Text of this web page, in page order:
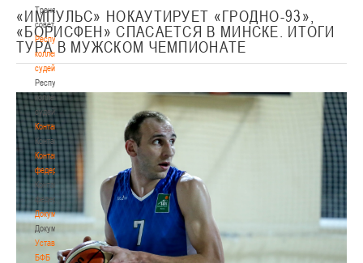
Тренерский
совет
Республиканская
коллегия
судей
Республиканская
коллегия
судей
Контакты
Контакты
Контакты
федерации
Контакты
федерации
Документы
Документы
Устав
БФБ
«ИМПУЛЬС» НОКАУТИРУЕТ «ГРОДНО-93»,
«БОРИСФЕН» СПАСАЕТСЯ В МИНСКЕ. ИТОГИ
ТУРА В МУЖСКОМ ЧЕМПИОНАТЕ